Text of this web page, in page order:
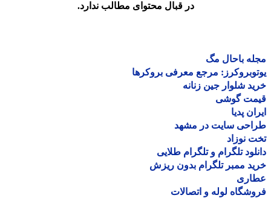
در قبال محتوای مطالب ندارد.
باحال مگ
مرجع معرفی بروکرها
شلوار جین زنانه
گوشی
پدیا
سایت در مشهد
نوزاد
تلگرام و تلگرام طلایی
ممبر تلگرام بدون ریزش
لوله و اتصالات